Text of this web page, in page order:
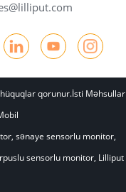
qorunur.İsti Məhsullar
, sənaye sensorlu monitor,
sensorlu monitor, Lilliput